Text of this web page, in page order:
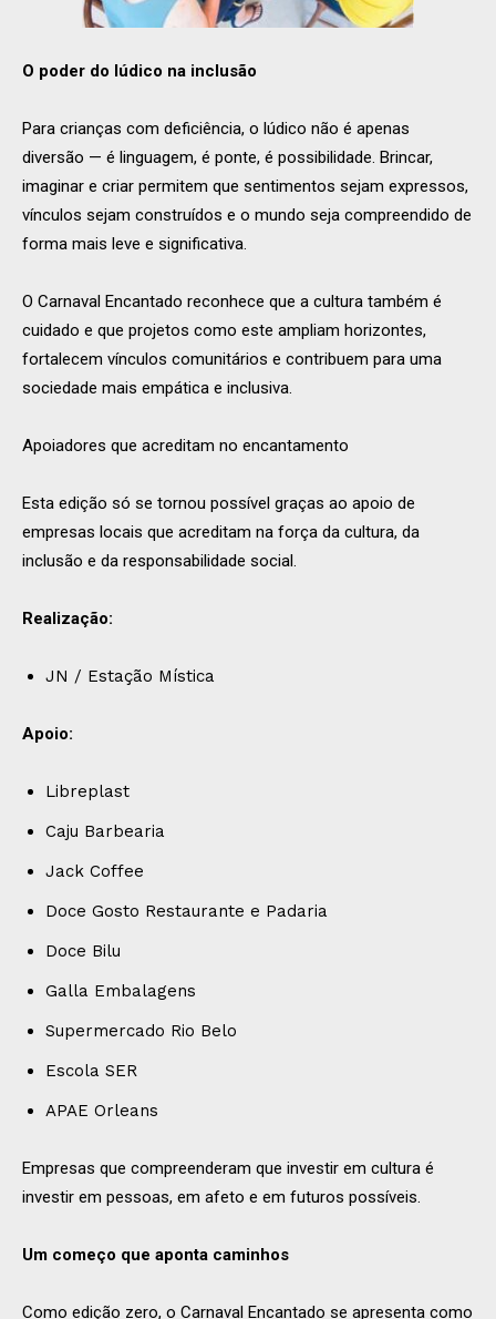
O poder do lúdico na inclusão
Para crianças com deficiência, o lúdico não é apenas
diversão — é linguagem, é ponte, é possibilidade. Brincar,
imaginar e criar permitem que sentimentos sejam expressos,
vínculos sejam construídos e o mundo seja compreendido de
forma mais leve e significativa.
O Carnaval Encantado reconhece que a cultura também é
cuidado e que projetos como este ampliam horizontes,
fortalecem vínculos comunitários e contribuem para uma
sociedade mais empática e inclusiva.
Apoiadores que acreditam no encantamento
Esta edição só se tornou possível graças ao apoio de
empresas locais que acreditam na força da cultura, da
inclusão e da responsabilidade social.
Realização:
JN / Estação Mística
Apoio:
Libreplast
Caju Barbearia
Jack Coffee
Doce Gosto Restaurante e Padaria
Doce Bilu
Galla Embalagens
Supermercado Rio Belo
Escola SER
APAE Orleans
Empresas que compreenderam que investir em cultura é
investir em pessoas, em afeto e em futuros possíveis.
Um começo que aponta caminhos
Como edição zero, o Carnaval Encantado se apresenta como